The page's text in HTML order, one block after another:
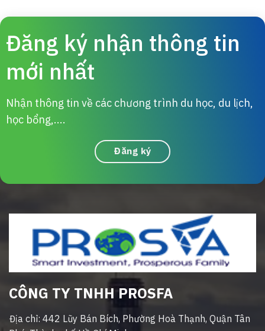
Đăng ký nhận thông tin
mới nhất
Nhận thông tin về các chương trình du học, du lịch,
học bổng,....
Đăng ký
CÔNG TY TNHH PROSFA
Địa chỉ: 442 Lũy Bán Bích, Phường Hoà Thạnh, Quận Tân